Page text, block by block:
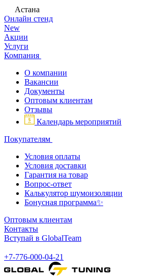
Астана
Онлайн стенд
New
Акции
Услуги
Компания
О компании
Вакансии
Документы
Оптовым клиентам
Отзывы
Календарь мероприятий
Покупателям
Условия оплаты
Условия доставки
Гарантия на товар
Вопрос-ответ
Калькулятор шумоизоляции
Бонусная программа✨
Оптовым клиентам
Контакты
Вступай в GlobalTeam
+7-776-000-04-21